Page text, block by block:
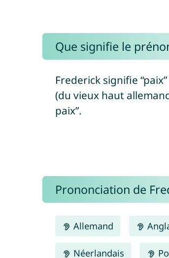
Que signifie le
Frederick signifie
(du vieux haut
paix”.
Prononciation de
Allemand
Néerlandais